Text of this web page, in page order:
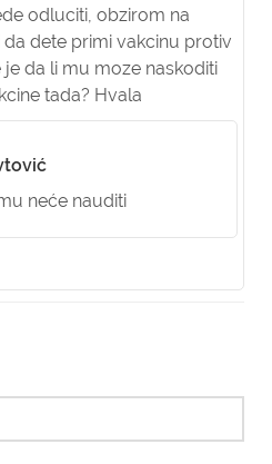
odluciti, obzirom na
dete primi vakcinu protiv
da li mu moze naskoditi
tada? Hvala
neće nauditi